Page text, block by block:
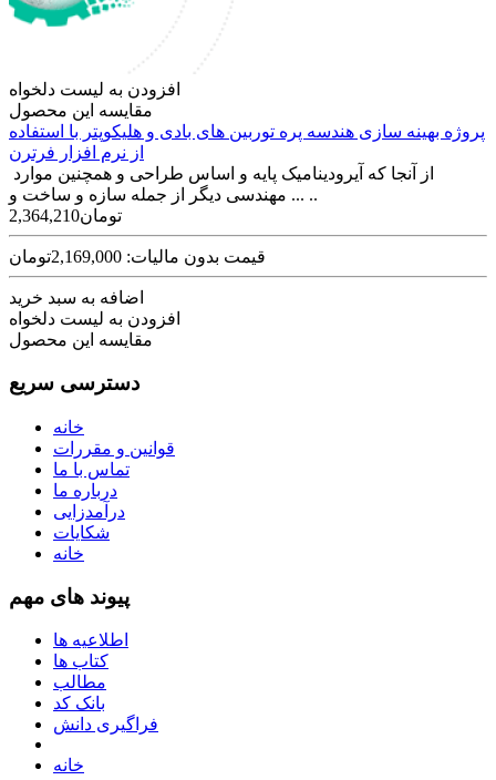
افزودن به لیست دلخواه
مقایسه این محصول
پروژه بهینه سازی هندسه پره توربین های بادی و هلیکوپتر با استفاده
از نرم افزار فرترن
مهندسی دیگر از جمله سازه و ساخت و ... ..
2,364,210تومان
قیمت بدون مالیات: 2,169,000تومان
اضافه به سبد خرید
افزودن به لیست دلخواه
مقایسه این محصول
دسترسی سریع
خانه
قوانین و مقررات
تماس با ما
درباره ما
درآمدزایی
شکایات
خانه
پیوند های مهم
اطلاعیه ها
کتاب ها
مطالب
بانک کد
فراگیری دانش
خانه